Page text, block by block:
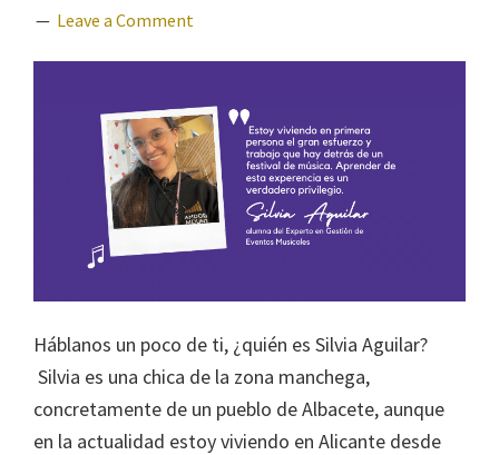
Leave a Comment
Háblanos un poco de ti, ¿quién es Silvia Aguilar?
Silvia es una chica de la zona manchega,
concretamente de un pueblo de Albacete, aunque
en la actualidad estoy viviendo en Alicante desde